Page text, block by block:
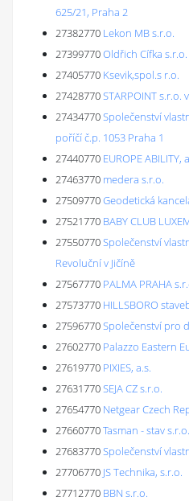
625/21, Praha 2
27382770 Lekon MB s.r.o.
27399770Oldřich Cífka s.r.o.
27405770 Ksevik,spol.s r.o.
27428770STARPOINT s.r.o.
27434770Společenství
poříčí č.p. 1053 Praha 1
27440770 EUROPE ABILITY,
27463770 medera s.r.o.
27509770Geodetická
27521770 BABY CLUB
27550770Společenství
Revoluční v Jičíně
27567770 PALMA PRAHA
27573770 HILLSBORO
27596770Společenství pro
27602770 Palazzo Eastern
27619770 PIXIES, a.s.
27631770SEJA CZ s.r.o.
27654770 Netgear Czech
27660770Tasman - stav
27683770Společenství
27706770 JS Technika, s.r.o.
27712770 BBN s.r.o.